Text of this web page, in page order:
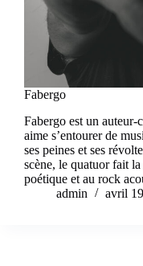
Fabergo
Fabergo est un
aime s’entourer de
ses peines et ses
scène, le quatuor fait
poétique et au rock
admin
avril